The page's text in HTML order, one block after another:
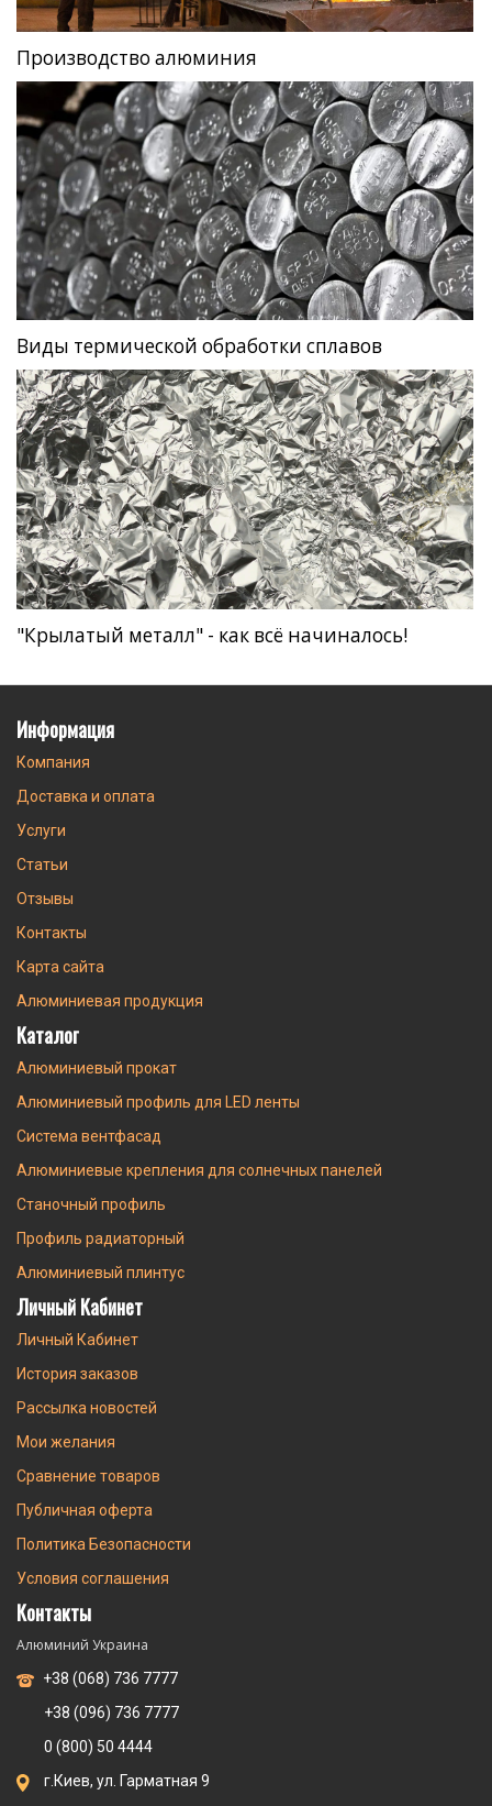
Производство алюминия
Виды термической обработки сплавов
"Крылатый металл" - как всё начиналось!
Информация
Компания
Доставка и оплата
Услуги
Статьи
Отзывы
Контакты
Карта сайта
Алюминиевая продукция
Каталог
Алюминиевый прокат
Алюминиевый профиль для LED ленты
Система вентфасад
Алюминиевые крепления для солнечных панелей
Станочный профиль
Профиль радиаторный
Алюминиевый плинтус
Личный Кабинет
Личный Кабинет
История заказов
Рассылка новостей
Мои желания
Сравнение товаров
Публичная оферта
Политика Безопасности
Условия соглашения
Контакты
Алюминий Украина
+38 (068) 736 7777
+38 (096) 736 7777
0 (800) 50 4444
г.Киев, ул. Гарматная 9